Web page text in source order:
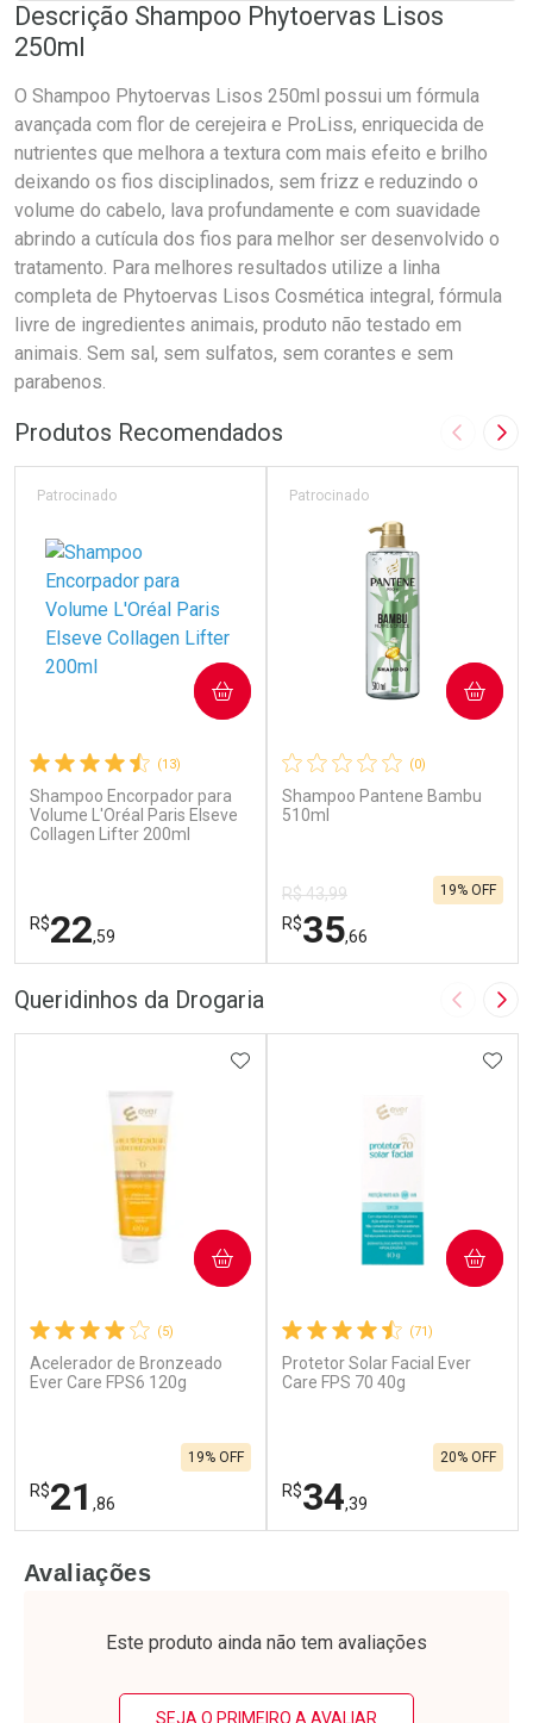
Descrição Shampoo Phytoervas Lisos
250ml
O Shampoo Phytoervas Lisos 250ml possui um fórmula
avançada com flor de cerejeira e ProLiss, enriquecida de
nutrientes que melhora a textura com mais efeito e brilho
deixando os fios disciplinados, sem frizz e reduzindo o
volume do cabelo, lava profundamente e com suavidade
abrindo a cutícula dos fios para melhor ser desenvolvido o
tratamento. Para melhores resultados utilize a linha
completa de Phytoervas Lisos Cosmética integral, fórmula
livre de ingredientes animais, produto não testado em
animais. Sem sal, sem sulfatos, sem corantes e sem
parabenos.
Produtos Recomendados Imagem
(13)
Shampoo Encorpador para
Volume L'Oréal Paris Elseve
Collagen Lifter 200ml
Patrocinado
R$22,59
COMPRAR
Ativar Desconto
(0)
Shampoo Pantene Bambu
510ml
Patrocinado
R$ 43,99
R$35,66
19% OFF
COMPRAR
Ativar Desconto
Queridinhos da Drogaria Imagem
(5)
Acelerador de Bronzeado
Ever Care FPS6 120g
R$21 ,86
19% OFF
ADICIONAR AOS FAVORITOS
COMPRAR
Laboratório
Por Menos
(71)
Protetor Solar Facial Ever
Care FPS 70 40g
R$34,39
20% OFF
COMPRAR
Laboratório
Por Menos
Avaliações
Este produto ainda não tem avaliações
SEJA O PRIMEIRO A AVALIAR